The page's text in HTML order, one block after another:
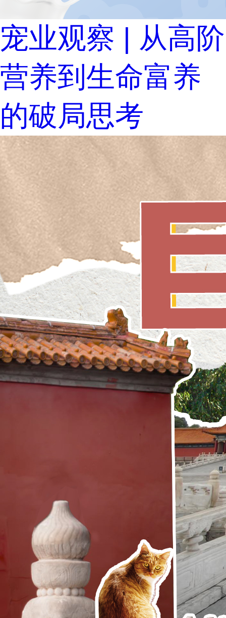
宠业观察 | 从高阶
营养到生命富养
的破局思考